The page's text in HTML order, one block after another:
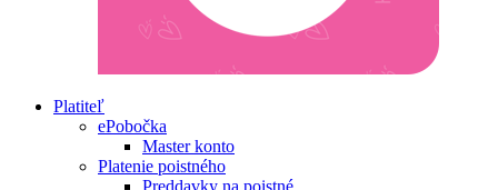
Platiteľ
ePobočka
Master konto
Platenie poistného
Preddavky na poistné